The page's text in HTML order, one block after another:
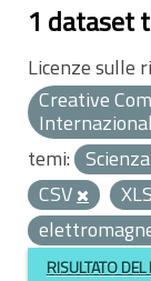
1 dataset
Licenze sulle
Creative
temi:
CSV
RISULTATO DEL